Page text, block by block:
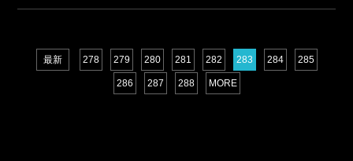
最新 278 279 280 281 282 283 284 285
286 287 288 MORE